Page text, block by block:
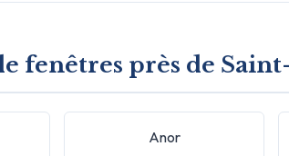
fenêtres près de
Anor